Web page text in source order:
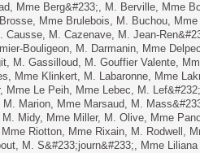
Mme Berg&#233;, M. Berville, Mme
Mme Brulebois, M. Buchou,
Causse, M. Cazenave, M. Jean-
Bouligeon, M. Darmanin, Mme
M. Gassilloud, M. Gouffier Valente,
Mme Klinkert, M. Labaronne, Mme
Mme Le Peih, Mme Lebec, M.
M. Marion, Mme Marsaud, M.
Midy, Mme Miller, M. Olive, Mme
Riotton, Mme Rixain, M. Rodwell,
M. S&#233;journ&#233;, Mme